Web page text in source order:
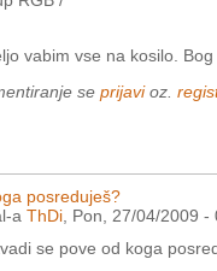
vabim vse na kosilo. Bog
se prijavioz.
posreduješ?
a ThDi, Pon, 27/04/2009 -
se pove od koga